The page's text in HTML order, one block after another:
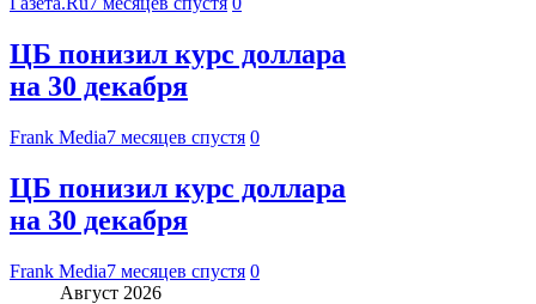
ЦБ понизил курс доллара
на 30 декабря
Frank Media7 месяцев спустя 0
ЦБ понизил курс доллара
на 30 декабря
Frank Media7 месяцев спустя 0
Август 2026